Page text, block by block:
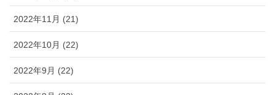
2022年11月 (21)
2022年10月 (22)
2022年9月 (22)